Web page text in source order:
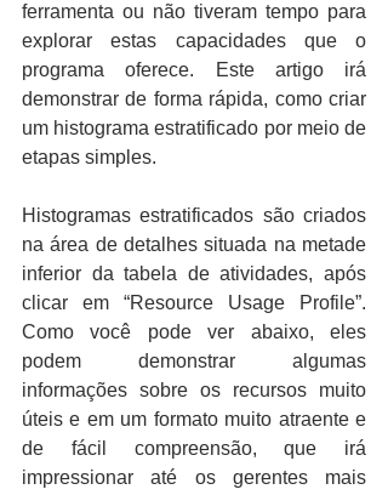
ferramenta ou não tiveram tempo para
explorar estas capacidades que o
programa oferece. Este artigo irá
demonstrar de forma rápida, como criar
um histograma estratificado por meio de
etapas simples.
Histogramas estratificados são criados
na área de detalhes situada na metade
inferior da tabela de atividades, após
clicar em “Resource Usage Profile”.
Como você pode ver abaixo, eles
podem demonstrar algumas
informações sobre os recursos muito
úteis e em um formato muito atraente e
de fácil compreensão, que irá
impressionar até os gerentes mais